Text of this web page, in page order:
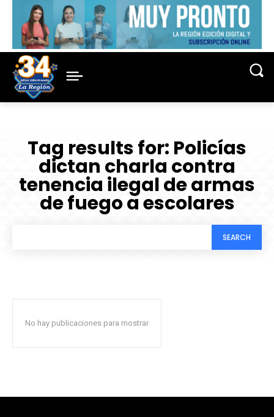
Tag results for: Policías
dictan charla contra
tenencia ilegal de armas
de fuego a escolares
SEARCH
No hay publicaciones para mostrar